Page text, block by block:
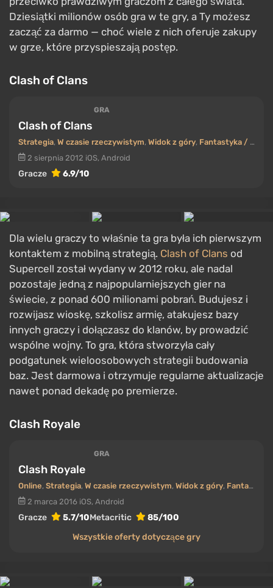
Dziesiątki milionów osób gra w te gry, a Ty możesz
zacząć za darmo — choć wiele z nich oferuje zakupy
w grze, które przyspieszają postęp.
Clash of Clans
GRA
Clash of Clans
Strategia, W czasie rzeczywistym, Widok z góry, Fantastyka / średniowiecze
2 sierpnia 2012 iOS, Android
Gracze 6.9/10
Dla wielu graczy to właśnie ta gra była ich pierwszym
kontaktem z mobilną strategią. Clash of Clans od
Supercell został wydany w 2012 roku, ale nadal
pozostaje jedną z najpopularniejszych gier na
świecie, z ponad 600 milionami pobrań. Budujesz i
rozwijasz wioskę, szkolisz armię, atakujesz bazy
innych graczy i dołączasz do klanów, by prowadzić
wspólne wojny. To gra, która stworzyła cały
podgatunek wieloosobowych strategii budowania
baz. Jest darmowa i otrzymuje regularne aktualizacje
nawet ponad dekadę po premierze.
Clash Royale
GRA
Clash Royale
Online, Strategia, W czasie rzeczywistym, Widok z góry, Fantastyka / średniowiecze
2 marca 2016 iOS, Android
Gracze 5.7/10Metacritic
85/100
Wszystkie oferty dotyczące gry